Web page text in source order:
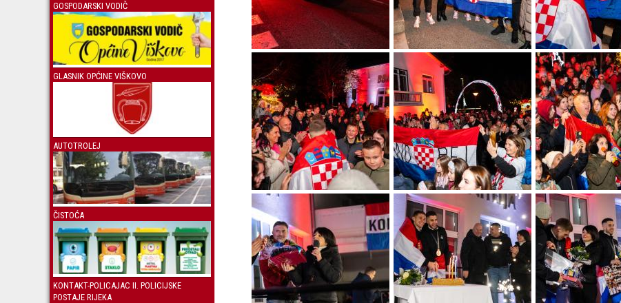
GOSPODARSKI VODIČ
GLASNIK OPĆINE VIŠKOVO
AUTOTROLEJ
ČISTOĆA
KONTAKT-POLICAJAC II. POLICIJSKE
POSTAJE RIJEKA